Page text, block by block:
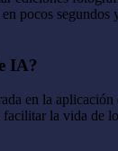
pocos
IA?
en la
la vida de